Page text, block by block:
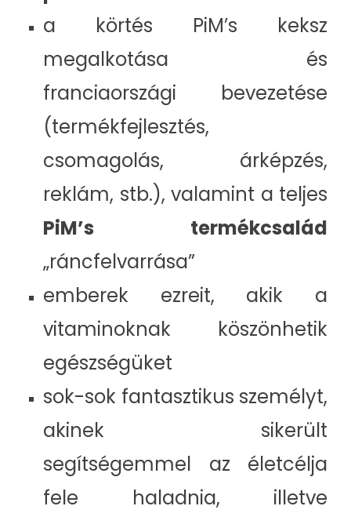
a körtés PiM’s keksz
megalkotása és
franciaországi bevezetése
(termékfejlesztés,
csomagolás, árképzés,
reklám, stb.), valamint a teljes
PiM’s
termékcsalád
„ráncfelvarrása”
emberek ezreit, akik a
vitaminoknak köszönhetik
egészségüket
sok-sok fantasztikus személyt,
akinek sikerült
segítségemmel az életcélja
fele haladnia, illetve